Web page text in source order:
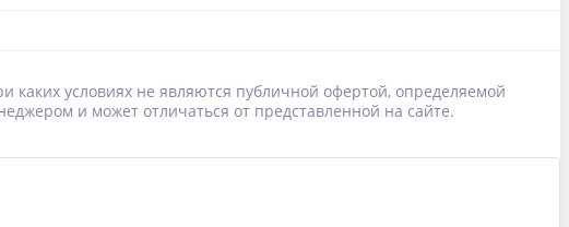
условиях не являются публичной офертой, определяемой
и может отличаться от представленной на сайте.